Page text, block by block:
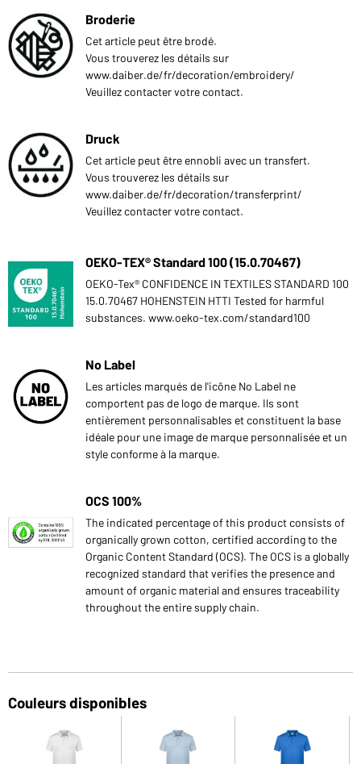
Broderie
Cet article peut être brodé.
Vous trouverez les détails sur
www.daiber.de/fr/decoration/embroidery/
Veuillez contacter votre contact.
Druck
Cet article peut être ennobli avec un transfert.
Vous trouverez les détails sur
www.daiber.de/fr/decoration/transferprint/
Veuillez contacter votre contact.
OEKO-TEX® Standard 100 (15.0.70467)
OEKO-Tex® CONFIDENCE IN TEXTILES STANDARD 100
15.0.70467 HOHENSTEIN HTTI Tested for harmful
substances. www.oeko-tex.com/standard100
No Label
Les articles marqués de l'icône No Label ne
comportent pas de logo de marque. Ils sont
entièrement personnalisables et constituent la base
idéale pour une image de marque personnalisée et un
style conforme à la marque.
OCS 100%
The indicated percentage of this product consists of
organically grown cotton, certified according to the
Organic Content Standard (OCS). The OCS is a globally
recognized standard that verifies the presence and
amount of organic material and ensures traceability
throughout the entire supply chain.
Couleurs disponibles